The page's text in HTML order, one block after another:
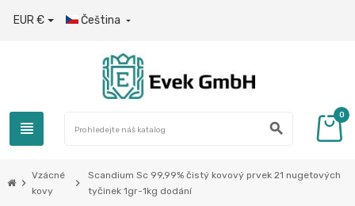
EUR € Čeština 
view_headline search
0
chevron_right
Vzácné
kovy
chevron_right
Scandium Sc 99,99% čistý kovový prvek 21 nugetových
tyčinek 1gr-1kg dodání